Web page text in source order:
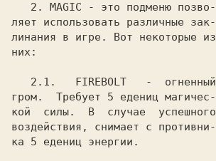
2. MAGIC - это подменю позво-
ляет использовать различные зак-
линания в игре. Вот некоторые из
них:
2.1.
   FIREBOLT
   -  огненный
гром.  Требует 5 едениц магичес-
кой  силы.  В  случае  успешного
воздействия, снимает с противни-
ка 5 едениц энергии.